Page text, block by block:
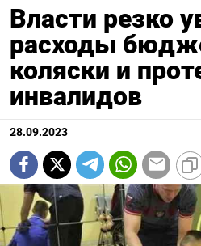
Власти резко
расходы
коляски и
инвалидов
28.09.2023